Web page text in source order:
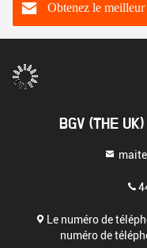
Obtenez le
BGV (THE
Le numéro de
numéro de